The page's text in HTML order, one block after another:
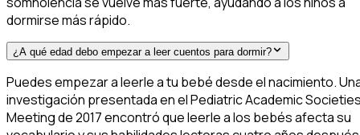
dormirse más rápido.
¿A qué edad debo empezar a leer cuentos para dormir?
Puedes empezar a leerle a tu bebé desde el nacimiento.
investigación presentada en el Pediatric Academic
Meeting de 2017 encontró que leerle a los bebés afecta su